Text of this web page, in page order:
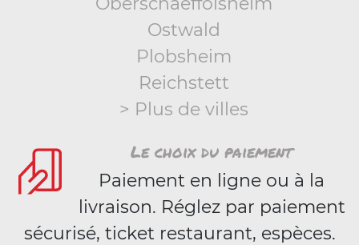
Ostwald
Plobsheim
Reichstett
> Plus de villes
Le choix du paiement
Paiement en ligne ou à la
livraison. Réglez par paiement
sécurisé, ticket restaurant, espèces.